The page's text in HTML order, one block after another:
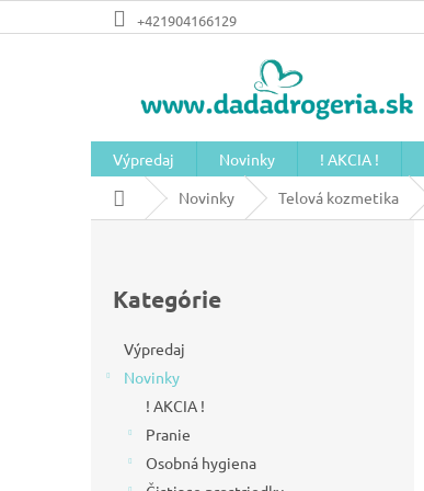
na
+421904166129
Výpredaj Novinky ! AKCIA !
DomovNovinky Telová kozmetika
p
kategórie
Kategórie
Výpredaj
Novinky
! AKCIA !
Pranie
Osobná hygiena